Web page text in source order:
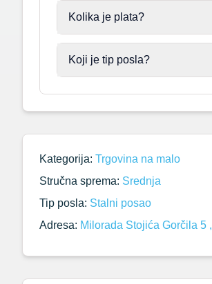
Kolika je plata?
Koji je tip posla?
Kategorija: Trgovina na malo
Stručna sprema: Srednja
Tip posla: Stalni posao
Adresa: Milorada Stojića Gorčila 5 ,